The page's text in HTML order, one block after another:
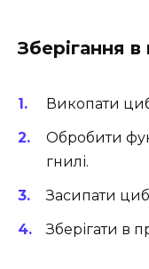
Зберігання в
Викопати
Обробити
гнилі.
Засипати
Зберігати в